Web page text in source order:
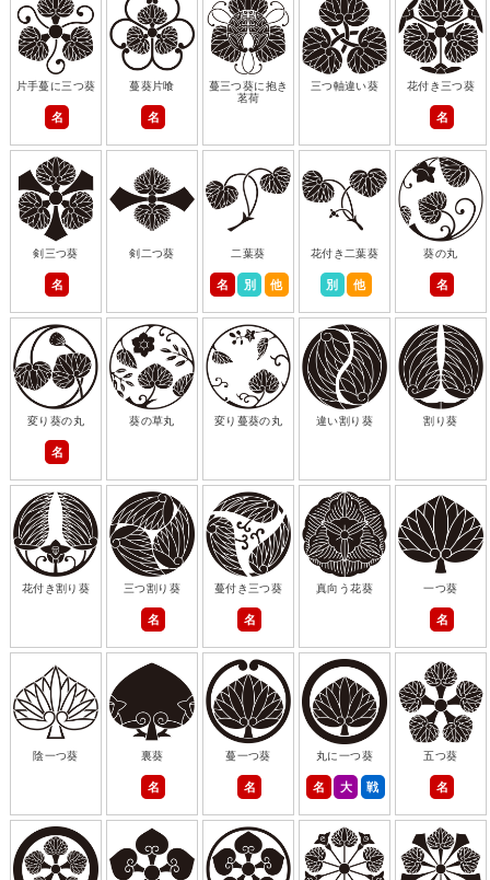
片手蔓に三つ葵
名
蔓葵片喰
名
蔓三つ葵に抱き
茗荷
三つ軸違い葵 花付き三つ葵
名
剣三つ葵
名
剣二つ葵 二葉葵
名 別 他
花付き二葉葵
別 他
葵の丸
名
変り葵の丸
名
葵の草丸 変り蔓葵の丸 違い割り葵 割り葵
花付き割り葵 三つ割り葵
名
蔓付き三つ葵
名
真向う花葵 一つ葵
名
陰一つ葵 裏葵
名
蔓一つ葵
名
丸に一つ葵
名 大 戦
五つ葵
名